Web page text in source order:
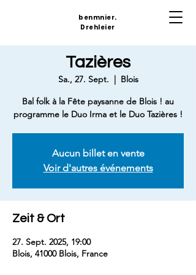
benmnier.
Drehleier
Tazières
Sa., 27. Sept.
  |
Blois
Bal folk à la Fête paysanne de Blois ! au
programme le Duo Irma et le Duo Tazières !
Aucun billet en vente
Voir d'autres événements
Zeit & Ort
27. Sept. 2025, 19:00
Blois, 41000 Blois, France